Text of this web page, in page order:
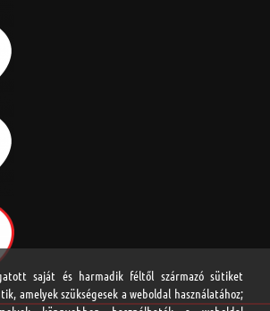
saját és harmadik féltől származó sütiket
amelyek szükségesek a weboldal használatához;